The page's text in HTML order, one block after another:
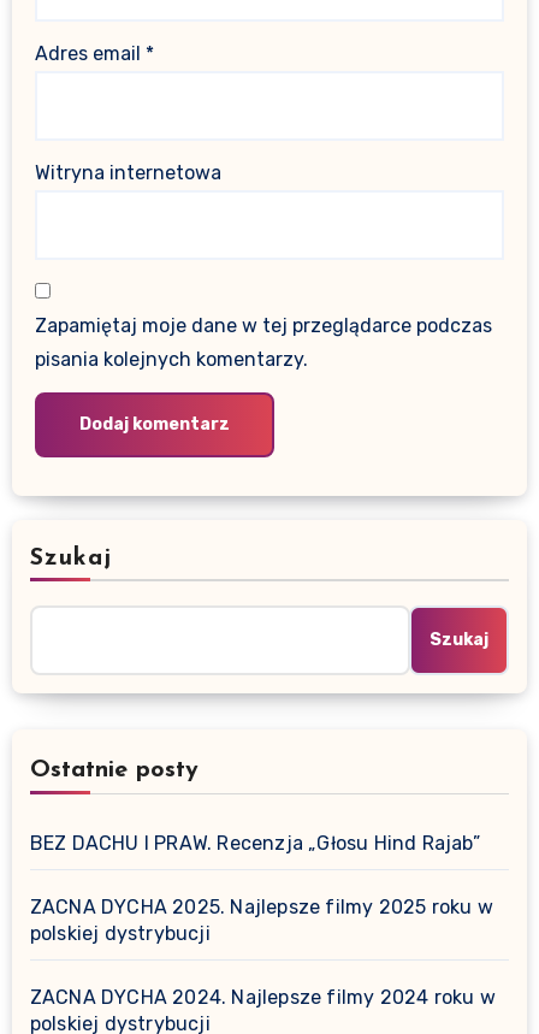
Adres email *
Witryna internetowa
Zapamiętaj moje dane w tej przeglądarce podczas
pisania kolejnych komentarzy.
Szukaj
Szukaj
Ostatnie posty
BEZ DACHU I PRAW. Recenzja „Głosu Hind Rajab”
ZACNA DYCHA 2025. Najlepsze filmy 2025 roku w
polskiej dystrybucji
ZACNA DYCHA 2024. Najlepsze filmy 2024 roku w
polskiej dystrybucji